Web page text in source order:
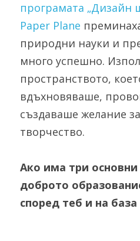
програмата „Дизайн
Paper Planе
природни науки и
много успешно.
пространството,
вдъхновяваше,
създаваше желание
творчество.
Ако има три основни
доброто
според теб и на